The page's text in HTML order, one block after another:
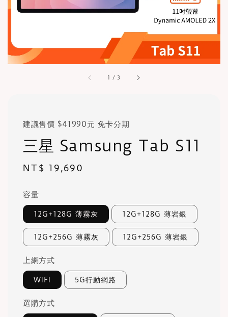
1 / 3
建議售價 $41990元 免卡分期
三星 Samsung Tab S11
Regular
NT$ 19,690
容量
12G+128G 薄霧灰 12G+128G 薄岩銀
12G+256G 薄霧灰 12G+256G 薄岩銀
上網方式
WIFI 5G行動網路
選購方式